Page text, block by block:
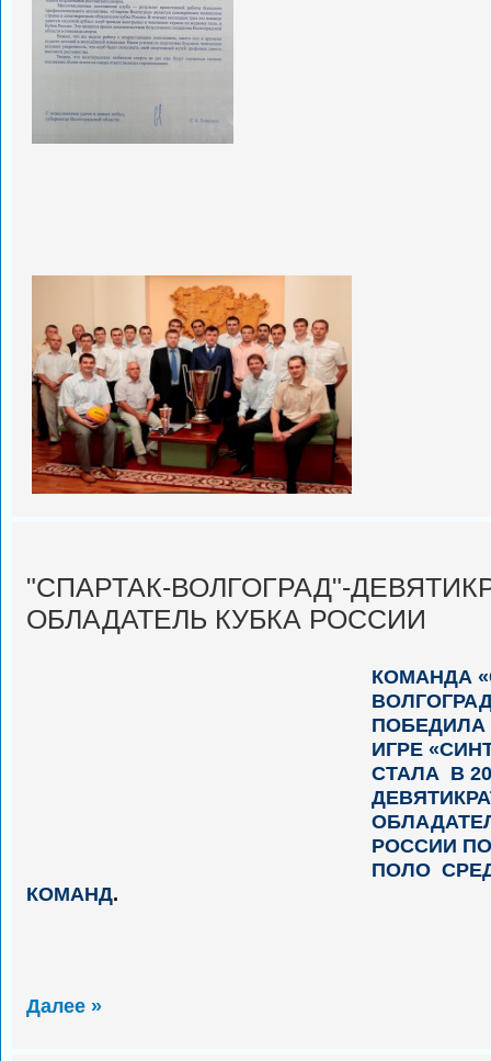
"СПАРТАК-ВОЛГОГРАД"-
ОБЛАДАТЕЛЬ КУБКА РОССИИ
КОМАНДА
ИГРЕ
СТАЛА В
РОССИИ
ПОЛО
КОМАНД.
Далее »